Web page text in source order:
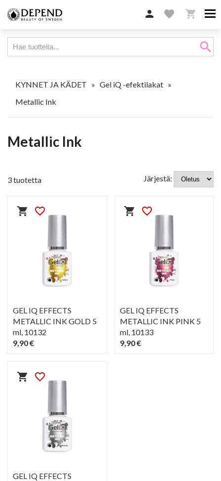
 favorite 
search
KYNNET JA KÄDET » Gel iQ -efektilakat »
Metallic Ink
Metallic Ink
3 tuotetta Järjestä:
shopping_cart favorite_border
GEL IQ EFFECTS
METALLIC INK GOLD 5
ml, 10132
9,90 €
shopping_cart favorite_border
GEL IQ EFFECTS
METALLIC INK PINK 5
ml, 10133
9,90 €
shopping_cart favorite_border
GEL IQ EFFECTS